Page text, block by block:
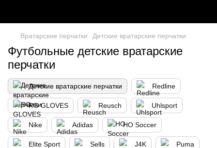
Вратарские перчатки Детские вратарские перчатки
Футбольные детские вратарские
перчатки
Детские вратарские перчатки Redline
RG GLOVES Reusch Uhlsport
Nike Adidas HO Soccer
Elite Sport Sells J4K Puma